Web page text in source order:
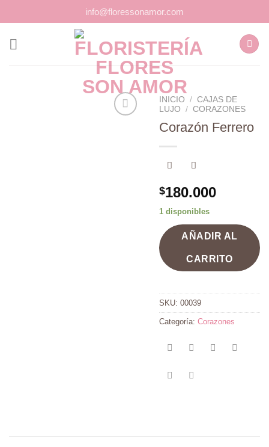
al
contenido
info@floressonamor.com
INICIO / CAJAS DE
LUJO
/ CORAZONES
Corazón Ferrero
$180.000
1 disponibles
AÑADIR AL
CARRITO
SKU: 00039
Categoría: Corazones